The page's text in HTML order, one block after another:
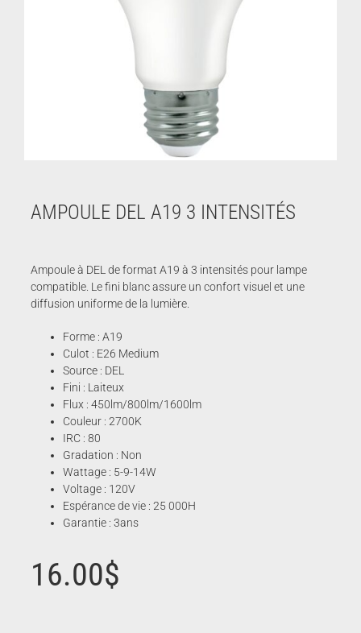
AMPOULE DEL A19 3 INTENSITÉS
Ampoule à DEL de format A19 à 3 intensités pour lampe
compatible. Le fini blanc assure un confort visuel et une
diffusion uniforme de la lumière.
Forme : A19
Culot : E26 Medium
Source : DEL
Fini : Laiteux
Flux : 450lm/800lm/1600lm
Couleur : 2700K
IRC : 80
Gradation : Non
Wattage : 5-9-14W
Voltage : 120V
Espérance de vie : 25 000H
Garantie : 3ans
16.00$